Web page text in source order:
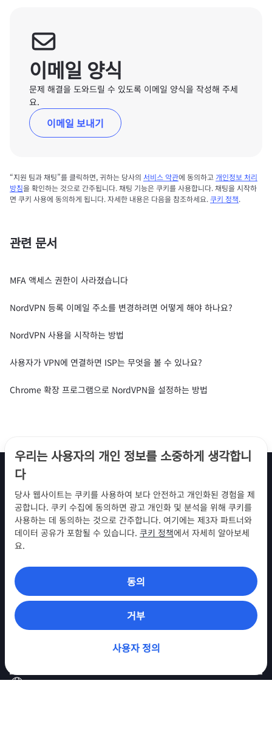
우리는 사용자의 개인 정보를 소중하게 생각합니
다
당사 웹사이트는 쿠키를 사용하여 보다 안전하고 개인화된 경험을 제
공합니다. 쿠키 수집에 동의하면 광고 개인화 및 분석을 위해 쿠키를
사용하는 데 동의하는 것으로 간주합니다. 여기에는 제3자 파트너와
데이터 공유가 포함될 수 있습니다. 쿠키 정책에서 자세히 알아보세
요.
동의
거부
사용자 정의
이메일 양식
문제 해결을 도와드릴 수 있도록 이메일 양식을 작성해 주세
요.
이메일 보내기
“지원 팀과 채팅”를 클릭하면, 귀하는 당사의 서비스 약관에 동의하고 개인정보 처리
방침을 확인하는 것으로 간주됩니다. 채팅 기능은 쿠키를 사용합니다. 채팅을 시작하
면 쿠키 사용에 동의하게 됩니다. 자세한 내용은 다음을 참조하세요.쿠키 정책.
관련 문서
MFA 액세스 권한이 사라졌습니다
NordVPN 등록 이메일 주소를 변경하려면 어떻게 해야 하나요?
NordVPN 사용을 시작하는 방법
사용자가 VPN에 연결하면 ISP는 무엇을 볼 수 있나요?
Chrome 확장 프로그램으로 NordVPN을 설정하는 방법
팔로우하기
NordVPN
참여
지원